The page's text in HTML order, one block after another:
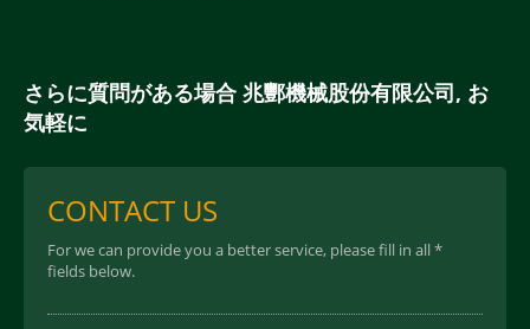
さらに質問がある場合 兆酆機械股份有限公司, お
気軽に